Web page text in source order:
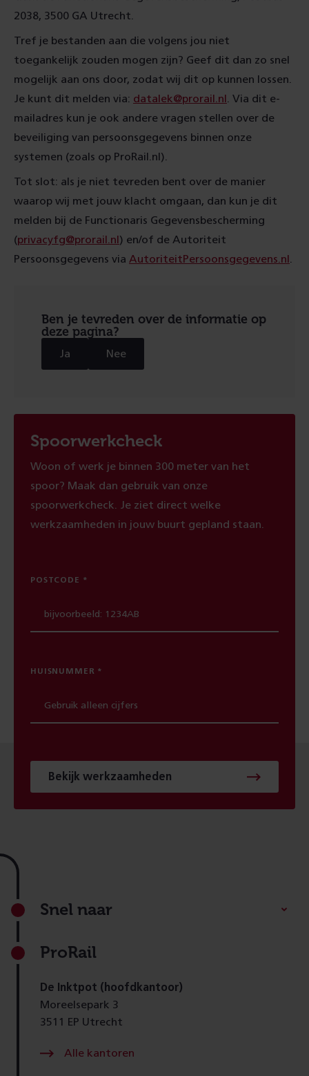
2038, 3500 GA Utrecht.
Tref je bestanden aan die volgens jou niet
toegankelijk zouden mogen zijn? Geef dit dan zo snel
mogelijk aan ons door, zodat wij dit op kunnen lossen.
Je kunt dit melden via: datalek@prorail.nl
. Via dit e-
mailadres kun je ook andere vragen stellen over de
beveiliging van persoonsgegevens binnen onze
systemen (zoals op ProRail.nl).
Tot slot: als je niet tevreden bent over de manier
waarop wij met jouw klacht omgaan, dan kun je dit
melden bij de Functionaris Gegevensbescherming
(privacyfg@prorail.nl ) en/of de Autoriteit
Persoonsgegevens via AutoriteitPersoonsgegevens.nl
Ben je tevreden over de informatie op
deze pagina?
Ja Nee
Spoorwerkcheck
Woon of werk je binnen 300 meter van het
spoor? Maak dan gebruik van onze
spoorwerkcheck. Je ziet direct welke
werkzaamheden in jouw buurt gepland staan.
POSTCODE
HUISNUMMER
Bekijk werkzaamheden
Footer
Snel naar
ProRail
De Inktpot (hoofdkantoor)
Moreelsepark 3
3511 EP Utrecht
Alle kantoren